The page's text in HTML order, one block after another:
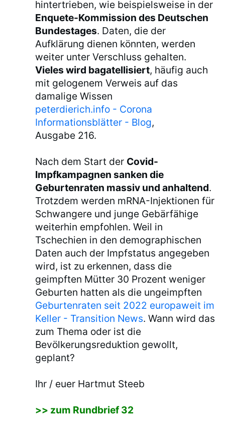
hintertrieben, wie beispielsweise in der
Enquete-Kommission des Deutschen
Bundestages. Daten, die der
Aufklärung dienen könnten, werden
weiter unter Verschluss gehalten.
Vieles wird bagatellisiert, häufig auch
mit gelogenem Verweis auf das
damalige Wissen
peterdierich.info - Corona
Informationsblätter - Blog,
Ausgabe 216.
Nach dem Start der Covid-
Impfkampagnen sanken die
Geburtenraten massiv und anhaltend.
Trotzdem werden mRNA-Injektionen für
Schwangere und junge Gebärfähige
weiterhin empfohlen. Weil in
Tschechien in den demographischen
Daten auch der Impfstatus angegeben
wird, ist zu erkennen, dass die
geimpften Mütter 30 Prozent weniger
Geburten hatten als die ungeimpften
Geburtenraten seit 2022 europaweit im
Keller - Transition News. Wann wird das
zum Thema oder ist die
Bevölkerungsreduktion gewollt,
geplant?
Ihr / euer Hartmut Steeb
>> zum Rundbrief 32